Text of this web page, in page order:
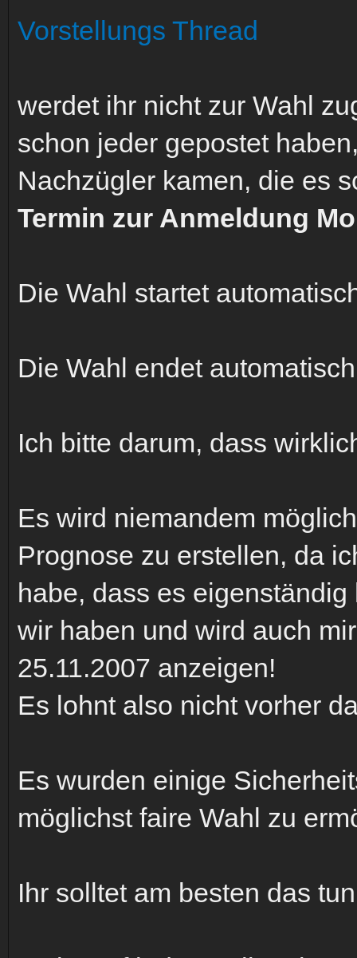
Vorstellungs Thread
werdet ihr nicht zur Wahl
schon jeder gepostet
Nachzügler kamen, die es
Termin zur Anmeldung
Die Wahl startet
Die Wahl endet
Ich bitte darum, dass
Es wird niemandem
Prognose zu erstellen, da
habe, dass es
wir haben und wird auch
25.11.2007 anzeigen!
Es lohnt also nicht vorher
Es wurden einige
möglichst faire Wahl zu
Ihr solltet am besten das